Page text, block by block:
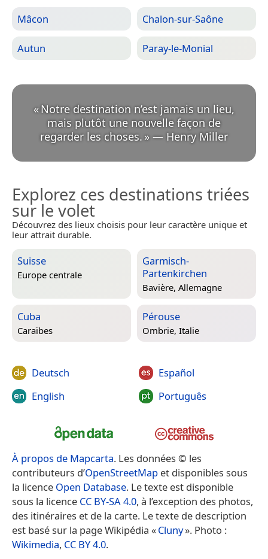
Mâcon Chalon-sur-Saône
Autun Paray-le-Monial
«Notre destination n’est jamais un lieu,
mais plutôt une nouvelle façon de
regarder les choses. » — Henry Miller
Explorez ces destinations triées
sur le volet
Découvrez des lieux choisis pour leur caractère unique et
leur attrait durable.
Suisse
Europe centrale
Garmisch-
Partenkirchen
Bavière, Allemagne
Cuba
Caraïbes
Pérouse
Ombrie, Italie
Deutsch
English
Español
Português
À propos de Mapcarta. Les données © les
contributeurs d’OpenStreetMap et disponibles sous
la licence Open Database. Le texte est disponible
sous la licence CC BY-SA 4.0, à l’exception des photos,
des itinéraires et de la carte. Le texte de description
est basé sur la page Wikipédia «Cluny». Photo :
Wikimedia, CC BY 4.0.